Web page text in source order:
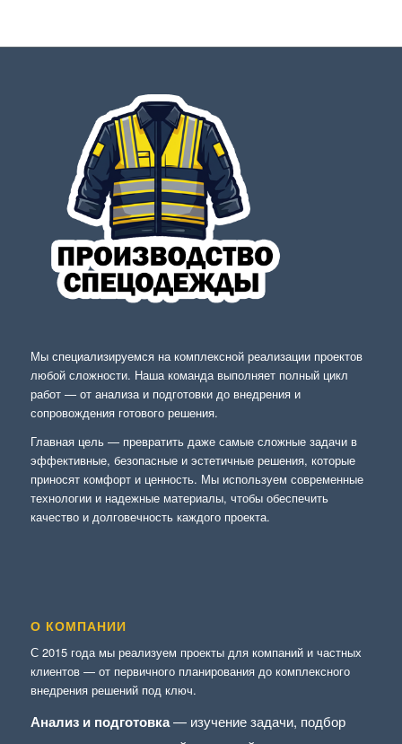
Мы специализируемся на комплексной реализации проектов
любой сложности. Наша команда выполняет полный цикл
работ — от анализа и подготовки до внедрения и
сопровождения готового решения.
Главная цель — превратить даже самые сложные задачи в
эффективные, безопасные и эстетичные решения, которые
приносят комфорт и ценность. Мы используем современные
технологии и надежные материалы, чтобы обеспечить
качество и долговечность каждого проекта.
О КОМПАНИИ
С 2015 года мы реализуем проекты для компаний и частных
клиентов — от первичного планирования до комплексного
внедрения решений под ключ.
Анализ и подготовка— изучение задачи, подбор